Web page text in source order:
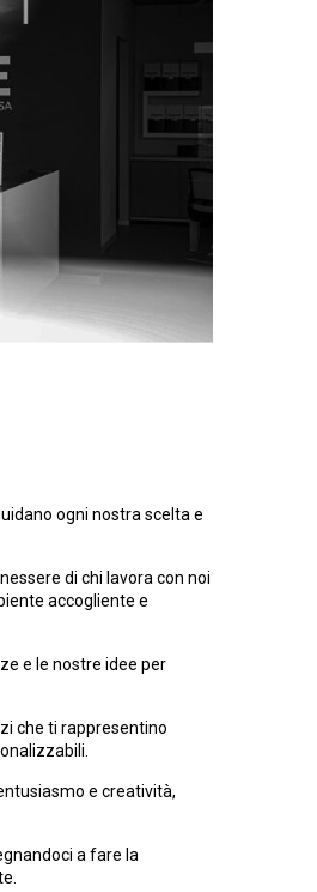
ogni nostra scelta e
di chi lavora con noi
accogliente e
e le nostre idee per
che ti rappresentino
e creatività,
a fare la